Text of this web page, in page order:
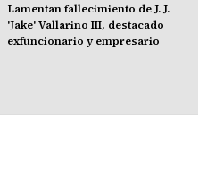
Lamentan fallecimiento de J. J.
'Jake' Vallarino III, destacado
exfuncionario y empresario